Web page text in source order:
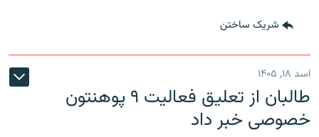
شریک ساختن
اسد ۱۸, ۱۴۰۵
طالبان از تعلیق فعالیت ۹ پوهنتون
خصوصی خبر داد